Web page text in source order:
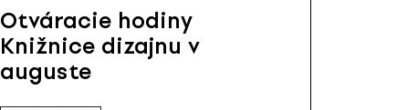
Otváracie hodiny
Knižnice dizajnu v
auguste